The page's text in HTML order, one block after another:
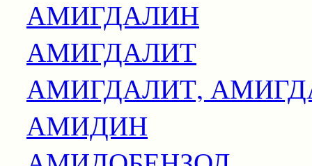
АМИГДАЛИН
АМИГДАЛИТ
АМИГДАЛИТ,
АМИДИН